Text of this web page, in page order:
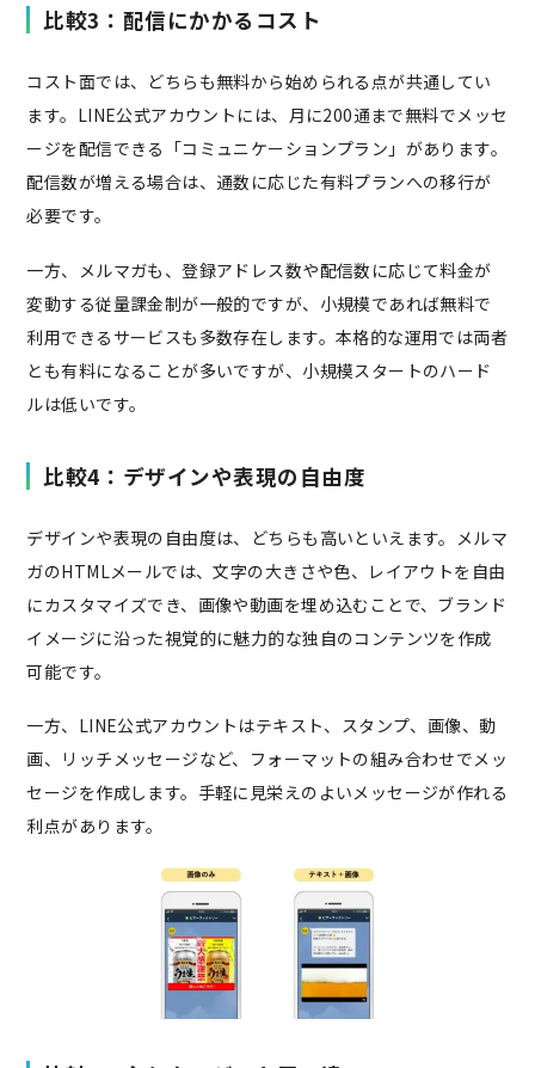
比較3：配信にかかるコスト
コスト面では、どちらも無料から始められる点が共通してい
ます。LINE公式アカウントには、月に200通まで無料でメッセ
ージを配信できる「コミュニケーションプラン」があります。
配信数が増える場合は、通数に応じた有料プランへの移行が
必要です。
一方、メルマガも、登録アドレス数や配信数に応じて料金が
変動する従量課金制が一般的ですが、小規模であれば無料で
利用できるサービスも多数存在します。本格的な運用では両者
とも有料になることが多いですが、小規模スタートのハード
ルは低いです。
比較4：デザインや表現の自由度
デザインや表現の自由度は、どちらも高いといえます。メルマ
ガのHTMLメールでは、文字の大きさや色、レイアウトを自由
にカスタマイズでき、画像や動画を埋め込むことで、ブランド
イメージに沿った視覚的に魅力的な独自のコンテンツを作成
可能です。
一方、LINE公式アカウントはテキスト、スタンプ、画像、動
画、リッチメッセージなど、フォーマットの組み合わせでメッ
セージを作成します。手軽に見栄えのよいメッセージが作れる
利点があります。